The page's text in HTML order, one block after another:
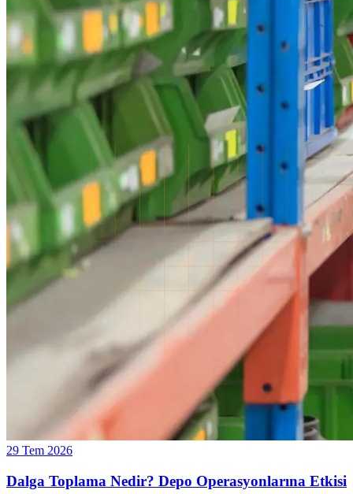
29 Tem 2026
Dalga Toplama Nedir? Depo Operasyonlarına Etkisi